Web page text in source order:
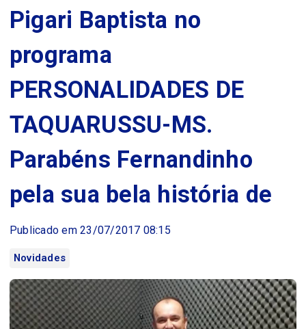
Pigari Baptista no
programa
PERSONALIDADES DE
TAQUARUSSU-MS.
Parabéns Fernandinho
pela sua bela história de
Publicado em 23/07/2017 08:15
Novidades